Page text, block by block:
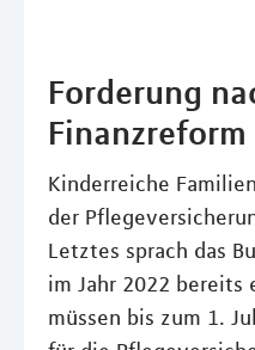
Forderung
Kinderreiche
der
Letztes sprach das
im Jahr 2022 bereits
müssen bis zum 1.